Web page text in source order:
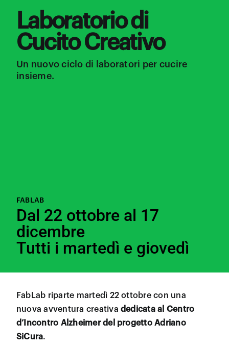
Laboratorio di
Cucito Creativo
Un nuovo ciclo di laboratori per cucire
insieme.
FABLAB
Dal 22 ottobre al 17
dicembre
Tutti i martedì e giovedì
FabLab riparte martedì 22 ottobre con una
nuova avventura creativa dedicata al Centro
d’Incontro Alzheimer del progetto Adriano
SiCura.